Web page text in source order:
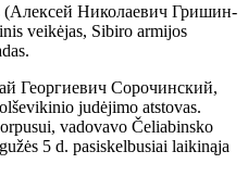
(Алексей Николaевич Гришин-
veikėjas, Sibiro armijos
Георгиевич Сорочинский,
judėjimo atstovas.
vadovavo Čeliabinsko
5 d. pasiskelbusiai laikinąja